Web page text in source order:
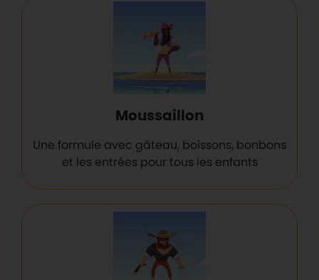
Moussaillon
Une formule avec gâteau, boissons, bonbons
et les entrées pour tous les enfants